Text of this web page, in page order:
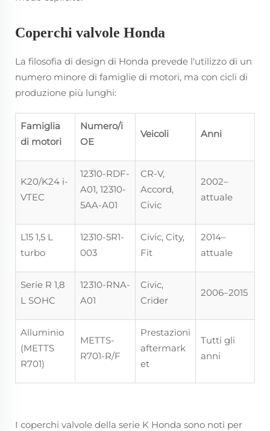
Coperchi valvole Honda
La filosofia di design di Honda prevede l'utilizzo di un
numero minore di famiglie di motori, ma con cicli di
produzione più lunghi:
Famiglia
di motori
Numero/i
OE
Veicoli Anni
K20/K24 i-
VTEC
12310-RDF-
A01, 12310-
5AA-A01
CR-V,
Accord,
Civic
2002–
attuale
L15 1,5 L
turbo
12310-5R1-
003
Civic, City,
Fit
2014–
attuale
Serie R 1,8
L SOHC
12310-RNA-
A01
Civic,
Crider
2006–2015
Alluminio
(METTS
R701)
METTS-
R701-R/F
Prestazioni
aftermark
et
Tutti gli
anni
I coperchi valvole della serie K Honda sono noti per